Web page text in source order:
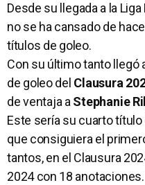
Desde su llegada a la
no se ha cansado de
títulos de goleo.
Con su último tanto llegó
de goleo del Clausura
de ventaja aStephanie
Este sería su cuarto
que consiguiera el
tantos, en el Clausura
2024 con 18 anotaciones.